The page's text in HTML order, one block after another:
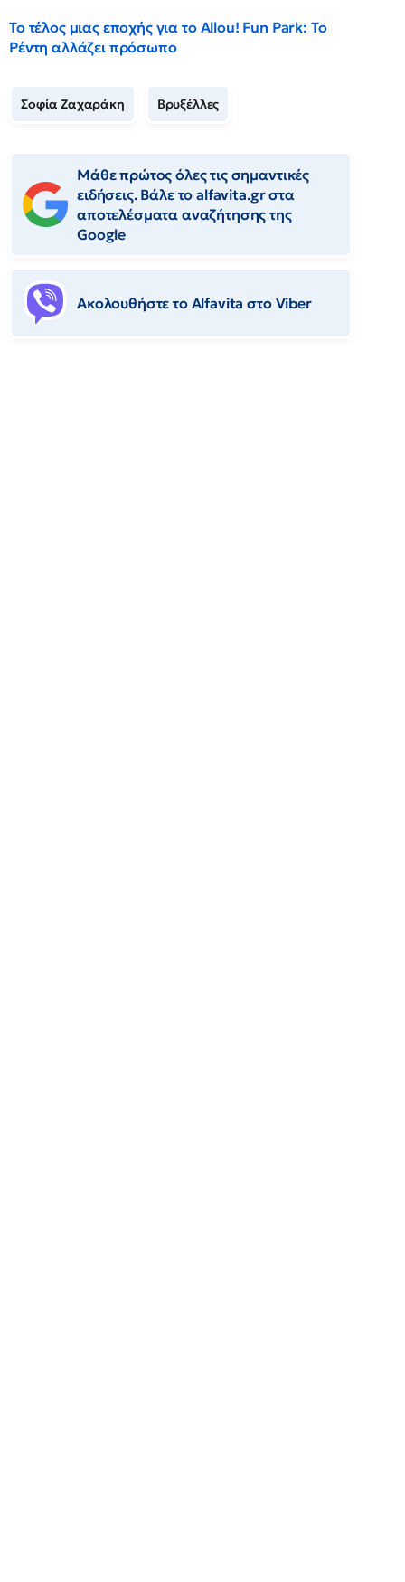
Το τέλος μιας εποχής για το Allou! Fun Park: Το
Ρέντη αλλάζει πρόσωπο
Σοφία Ζαχαράκη Βρυξέλλες
Μάθε πρώτος όλες τις σημαντικές
ειδήσεις. Βάλε το alfavita.gr στα
αποτελέσματα αναζήτησης της
Google
Ακολουθήστε το Αlfavita στο Viber